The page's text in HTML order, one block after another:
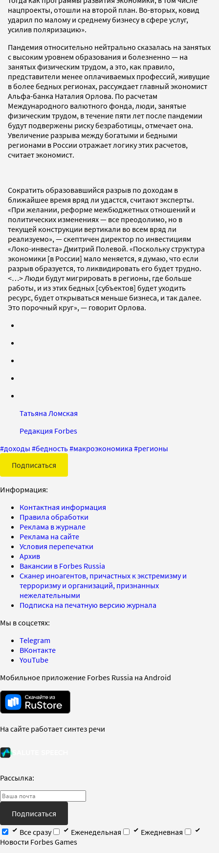
нацпроекты, отошли на второй план. Во-вторых, ковид
ударил по малому и среднему бизнесу в сфере услуг,
усилив поляризацию».
Пандемия относительно нейтрально сказалась на занятых
с высоким уровнем образования и болезненно — на
занятых физическим трудом, а это, как правило,
представители менее оплачиваемых профессий, живущие
в более бедных регионах, рассуждает главный экономист
Альфа-банка Наталия Орлова. По расчетам
Международного валютного фонда, люди, занятые
физическим трудом, в течение пяти лет после пандемии
будут подвержены риску безработицы, отмечает она.
Увеличение разрыва между богатыми и бедными
регионами в России отражает логику этих расчетов,
считает экономист.
Сократить образовавшийся разрыв по доходам в
ближайшее время вряд ли удастся, считают эксперты.
«При желании, реформе межбюджетных отношений и
политических изменениях — все преодолимо, но в
текущей конструкции вертикали во всем вряд ли
реализуемо», — скептичен директор по инвестициям
«Локо-инвеста» Дмитрий Полевой. «Поскольку структура
экономики [в России] мало меняется, я думаю, что если
разрыв образуется, то ликвидировать его будет трудно.
<…> Люди будут мигрировать в регионы, где больше
работы, и из этих бедных [субъектов] будет уходить
ресурс, будет открываться меньше бизнеса, и так далее.
Это порочный круг», — говорит Орлова.
Татьяна Ломская
Редакция Forbes
#доходы #бедность#макроэкономика #регионы
Подписаться
Информация:
Контактная информация
Правила обработки
Реклама в журнале
Реклама на сайте
Условия перепечатки
Архив
Вакансии в Forbes Russia
Сканер иноагентов, причастных к экстремизму и
терроризму и организаций, признанных
нежелательными
Подписка на печатную версию журнала
Мы в соцсетях:
Telegram
ВКонтакте
YouTube
Мобильное приложение Forbes Russia на Android
На сайте работает синтез речи
Рассылка:
Подписаться
Все сразу
Еженедельная
Ежедневная
Новости Forbes Games